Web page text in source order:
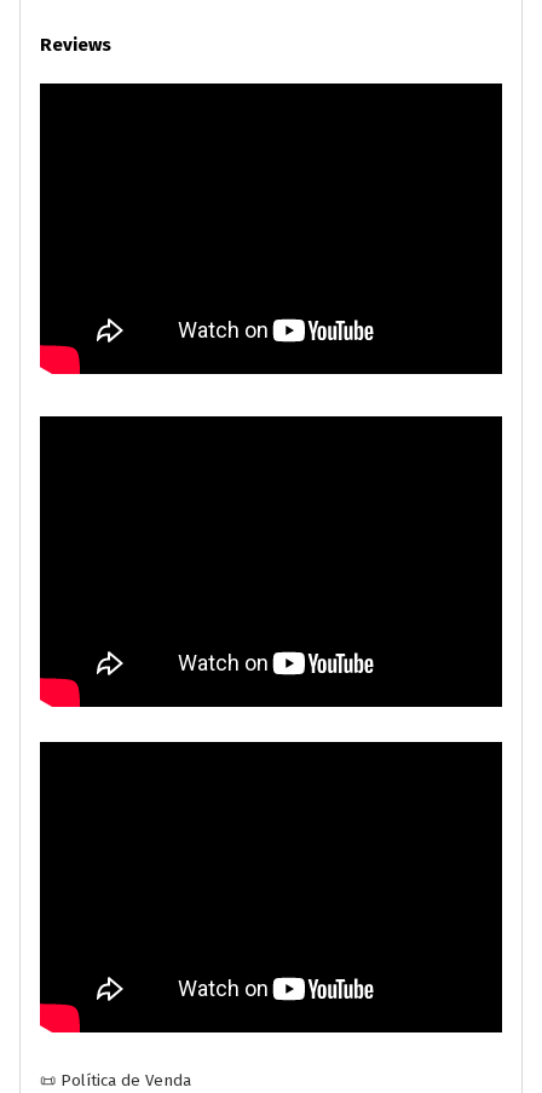
Reviews
📜 Política de Venda